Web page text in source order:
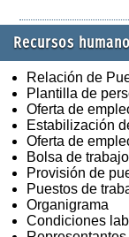
Recursos
Relación de
Plantilla de
Oferta de
Estabilización
Oferta de
Bolsa de trabajo
Provisión de
Puestos de
Organigrama
Condiciones